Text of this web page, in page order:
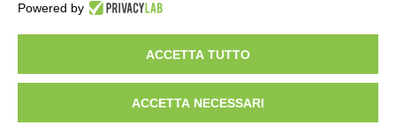
Importo lordo (€):
Powered by
ACCETTA TUTTO
ACCETTA NECESSARI